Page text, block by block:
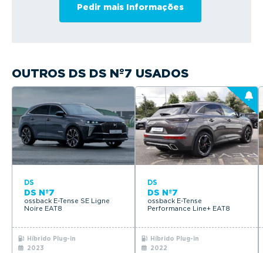
OUTROS DS DS Nº7 USADOS
DS
DS Nº7
ossback E-Tense SE Ligne
Noire EAT8
Híbrido Plug-in
2023
DS
DS Nº7
ossback E-Tense
Performance Line+ EAT8
Híbrido Plug-in
2022